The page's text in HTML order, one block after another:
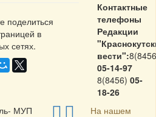
поделиться
в
сетях.
Контактные
телефоны
Редакции
вести":
05-14-97
8(8456) 05-
18-26
МУП
На нашем